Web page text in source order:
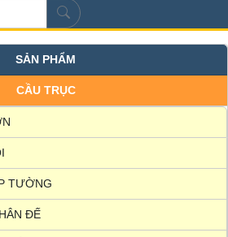
SẢN PHẨM
CẦU TRỤC
TƯỜNG
ĐẾ